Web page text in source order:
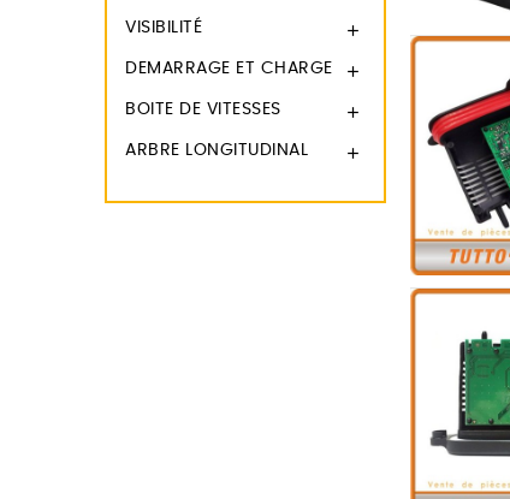
VISIBILITÉ 
DEMARRAGE ET CHARGE 
BOITE DE VITESSES 
ARBRE LONGITUDINAL 